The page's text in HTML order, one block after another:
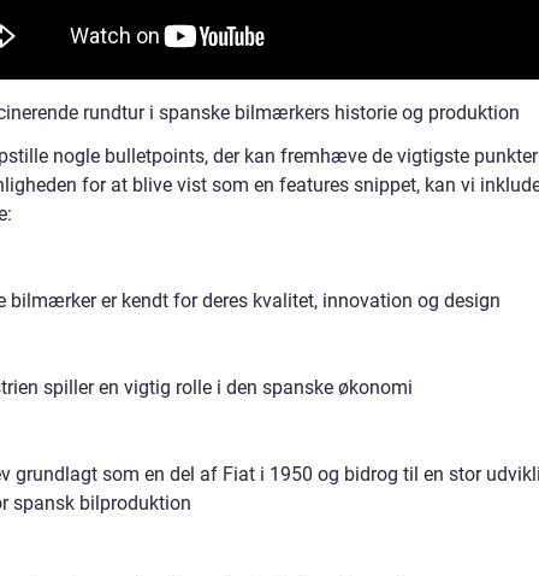
rundtur i spanske bilmærkers historie og produktion
nogle bulletpoints, der kan fremhæve de vigtigste
for at blive vist som en features snippet, kan vi
bilmærker er kendt for deres kvalitet, innovation og design
spiller en vigtig rolle i den spanske økonomi
grundlagt som en del af Fiat i 1950 og bidrog til en stor
spansk bilproduktion